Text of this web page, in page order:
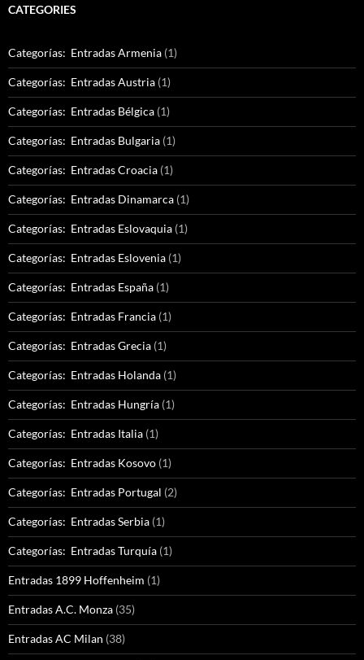
CATEGORIES
Categorías: Entradas Armenia (1)
Categorías: Entradas Austria (1)
Categorías: Entradas Bélgica (1)
Categorías: Entradas Bulgaria (1)
Categorías: Entradas Croacia (1)
Categorías: Entradas Dinamarca (1)
Categorías: Entradas Eslovaquia (1)
Categorías: Entradas Eslovenia (1)
Categorías: Entradas España (1)
Categorías: Entradas Francia (1)
Categorías: Entradas Grecia (1)
Categorías: Entradas Holanda (1)
Categorías: Entradas Hungría (1)
Categorías: Entradas Italia (1)
Categorías: Entradas Kosovo (1)
Categorías: Entradas Portugal (2)
Categorías: Entradas Serbia (1)
Categorías: Entradas Turquía (1)
Entradas 1899 Hoffenheim (1)
Entradas A.C. Monza (35)
Entradas AC Milan (38)